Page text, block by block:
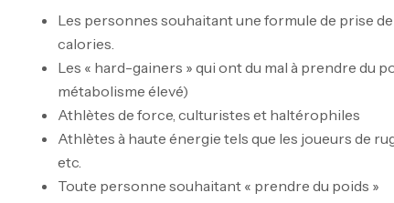
Les personnes souhaitant une formule de prise
calories.
Les « hard-gainers » qui ont du mal à prendre du
métabolisme élevé)
Athlètes de force, culturistes et haltérophiles
Athlètes à haute énergie tels que les joueurs de
etc.
Toute personne souhaitant « prendre du poids »